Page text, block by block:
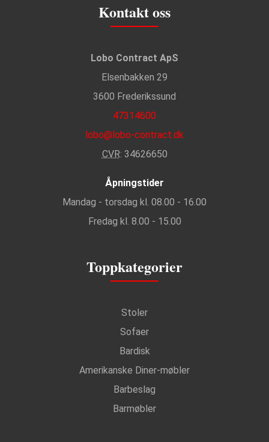
Kontakt oss
Lobo Contract ApS
Elsenbakken 29
3600 Frederikssund
47314600
lobo@lobo-contract.dk
CVR: 34626650
Åpningstider
Mandag - torsdag kl. 08.00 - 16.00
Fredag kl. 8.00 - 15.00
Toppkategorier
Stoler
Sofaer
Bardisk
Amerikanske Diner-møbler
Barbeslag
Barmøbler